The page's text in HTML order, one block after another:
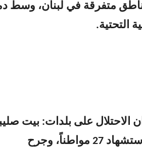
متفرقة في لبنان، وسط
التحتية.
الاحتلال على بلدات: بيت
وبدنايل، وسحمر في البقاع، عن استشهاد 27 مواطناً، وجرح